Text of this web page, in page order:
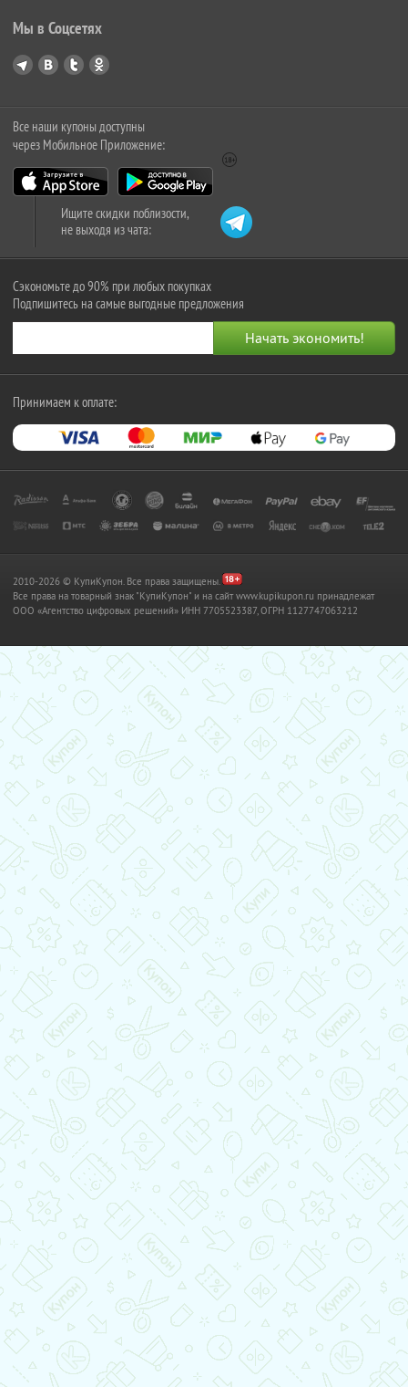
Мы в Соцсетях
Все наши купоны доступны
через Мобильное Приложение:
Ищите скидки поблизости,
не выходя из чата:
Сэкономьте до 90% при любых покупках
Подпишитесь на самые выгодные предложения
Принимаем к оплате:
2010-2026 © КупиКупон. Все права защищены.
Все права на товарный знак "КупиКупон" и на сайт www.kupikupon.ru принадлежат
OOO «Агентство цифровых решений» ИНН 7705523387, ОГРН 1127747063212